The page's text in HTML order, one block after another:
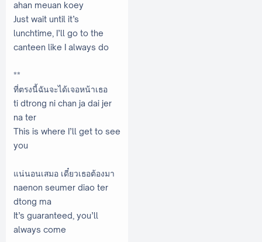
ahan meuan koey
Just wait until it’s
lunchtime, I’ll go to the
canteen like I always do
**
ที่ตรงนี้ฉันจะได้เจอหน้าเธอ
ti dtrong ni chan ja dai jer
na ter
This is where I’ll get to see
you
แน่นอนเสมอ เดี๋ยวเธอต้องมา
naenon seumer diao ter
dtong ma
It’s guaranteed, you’ll
always come